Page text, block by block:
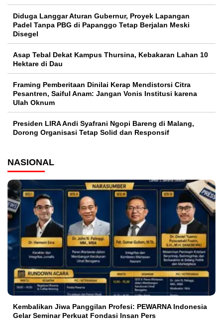
Diduga Langgar Aturan Gubernur, Proyek Lapangan
Padel Tanpa PBG di Papanggo Tetap Berjalan Meski
Disegel
Asap Tebal Dekat Kampus Thursina, Kebakaran Lahan 10
Hektare di Dau
Framing Pemberitaan Dinilai Kerap Mendistorsi Citra
Pesantren, Saiful Anam: Jangan Vonis Institusi karena
Ulah Oknum
Presiden LIRA Andi Syafrani Ngopi Bareng di Malang,
Dorong Organisasi Tetap Solid dan Responsif
NASIONAL
Kembalikan Jiwa Panggilan Profesi: PEWARNA Indonesia
Gelar Seminar Perkuat Fondasi Insan Pers